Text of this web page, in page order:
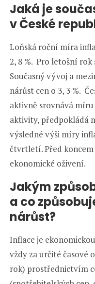
Jaká je
v České
Loňská roční míra
2, 8 %. Pro letošní
Současný vývoj a
nárůst cen o 3, 3 %.
aktivně srovnává
aktivity, předpokládá
výsledné výši míry
čtvrtletí. Před
ekonomické oživení.
Jakým
a co
nárůst?
Inflace je
vždy za určité časové
rok) prostřednictvím